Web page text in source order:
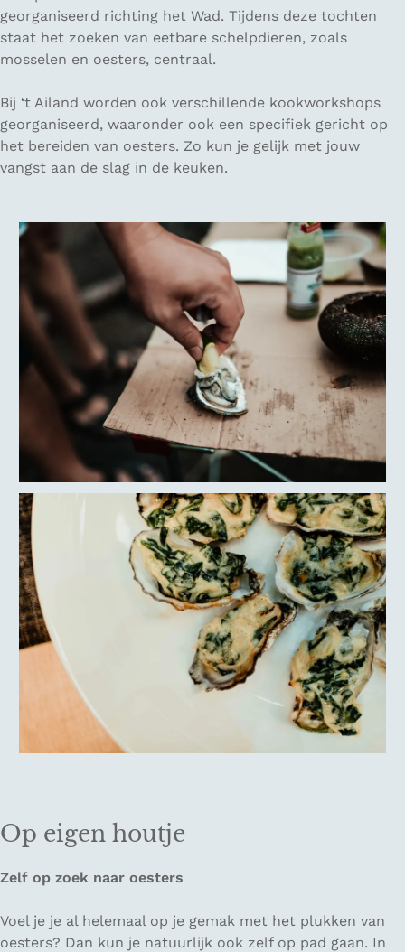
georganiseerd richting het Wad. Tijdens deze tochten
staat het zoeken van eetbare schelpdieren, zoals
mosselen en oesters, centraal.
Bij ‘t Ailand worden ook verschillende kookworkshops
georganiseerd, waaronder ook een specifiek gericht op
het bereiden van oesters. Zo kun je gelijk met jouw
vangst aan de slag in de keuken.
Op eigen houtje
Zelf op zoek naar oesters
Voel je je al helemaal op je gemak met het plukken van
oesters? Dan kun je natuurlijk ook zelf op pad gaan. In